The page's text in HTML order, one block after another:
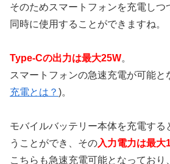
そのためスマートフォンを充電しつ
同時に使用することができますね。
Type-Cの出力は最大25W。
スマートフォンの急速充電が可能と
充電とは？ )。
モバイルバッテリー本体を充電する
うことができ、その入力電力は最大
こちらも急速充電可能となっており